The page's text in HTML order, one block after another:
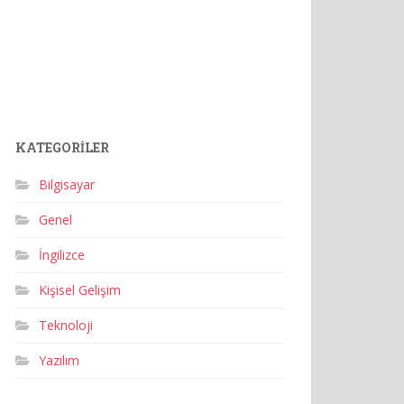
KATEGORILER
Bilgisayar
Genel
İngilizce
Kişisel Gelişim
Teknoloji
Yazılım